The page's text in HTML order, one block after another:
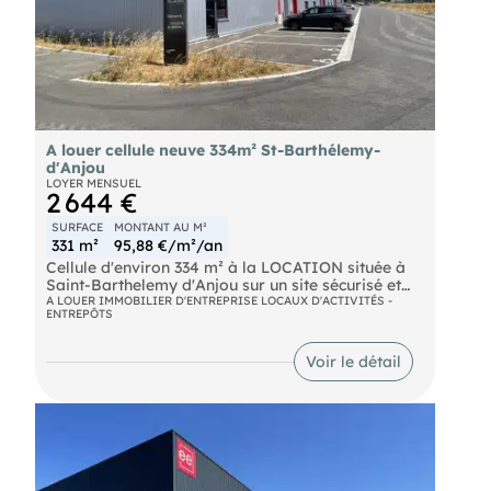
A louer cellule neuve 334m² St-Barthélemy-
d'Anjou
LOYER MENSUEL
2 644 €
SURFACE
331 m²
MONTANT AU M²
95,88 €/m²/an
Cellule d'environ 334 m² à la LOCATION située à
Saint-Barthelemy d'Anjou sur un site sécurisé et
clos, tout proche A87.
- Atelier 253 m² au sol
- Espace bureau en mezzanine pouvant être
aménagé : 81 m² Les + : HSF 7.5m, Charge au sol
RDC 3 tonnes /m², Charge au sol R+1 : 350 kg/m²
Proximité de la voie rapide A87 et de l'échangeur
vers l'A11, à 10 minutes du centre ville.
Stationnement : 4 places de stationnement
incluses dans le loyer. D'AUTRES SURFACES SONT
DISPONIBLES LIVRE BRUT, possibilité
A LOUER IMMOBILIER D'ENTREPRISE LOCAUX D'ACTIVITÉS -
ENTREPÔTS
Voir le détail